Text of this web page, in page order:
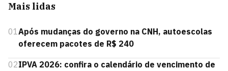
Mais lidas
01Após mudanças do governo na CNH, autoescolas
oferecem pacotes de R$ 240
02IPVA 2026: confira o calendário de vencimento de